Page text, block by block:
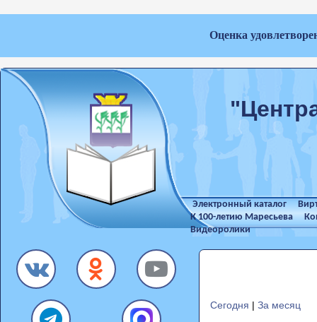
Оценка
Электронный каталог
К 100-летию Маресьева
Видеоролики
Сегодня | За месяц